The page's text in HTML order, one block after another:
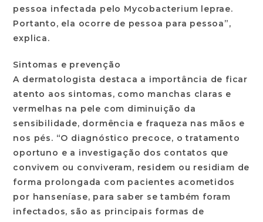
pessoa infectada pelo Mycobacterium leprae.
Portanto, ela ocorre de pessoa para pessoa”,
explica.
Sintomas e prevenção
A dermatologista destaca a importância de ficar
atento aos sintomas, como manchas claras e
vermelhas na pele com diminuição da
sensibilidade, dormência e fraqueza nas mãos e
nos pés. “O diagnóstico precoce, o tratamento
oportuno e a investigação dos contatos que
convivem ou conviveram, residem ou residiam de
forma prolongada com pacientes acometidos
por hanseníase, para saber se também foram
infectados, são as principais formas de